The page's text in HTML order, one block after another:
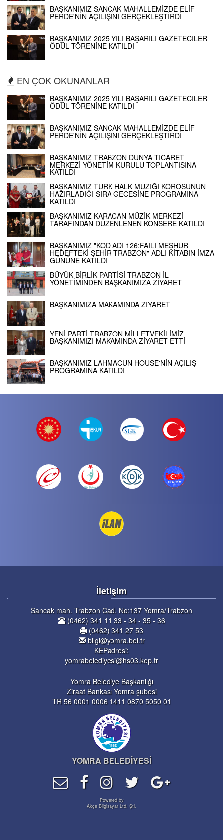
BAŞKANIMIZ SANCAK MAHALLEMİZDE ELİF
PERDE'NİN AÇILIŞINI GERÇEKLEŞTİRDİ
BAŞKANIMIZ 2025 YILI BAŞARILI GAZETECİLER
ÖDÜL TÖRENİNE KATILDI
EN ÇOK OKUNANLAR
BAŞKANIMIZ 2025 YILI BAŞARILI GAZETECİLER
ÖDÜL TÖRENİNE KATILDI
BAŞKANIMIZ SANCAK MAHALLEMİZDE ELİF
PERDE'NİN AÇILIŞINI GERÇEKLEŞTİRDİ
BAŞKANIMIZ TRABZON DÜNYA TİCARET
MERKEZİ YÖNETİM KURULU TOPLANTISINA
KATILDI
BAŞKANIMIZ TÜRK HALK MÜZİĞİ KOROSUNUN
HAZIRLADIĞI SIRA GECESİNE PROGRAMINA
KATILDI
BAŞKANIMIZ KARACAN MÜZİK MERKEZİ
TARAFINDAN DÜZENLENEN KONSERE KATILDI
BAŞKANIMIZ "KOD ADI 126:FAİLİ MEŞHUR
HEDEFTEKİ ŞEHİR TRABZON" ADLI KİTABIN İMZA
GÜNÜNE KATILDI
BÜYÜK BİRLİK PARTİSİ TRABZON İL
YÖNETİMİNDEN BAŞKANIMIZA ZİYARET
BAŞKANIMIZA MAKAMINDA ZİYARET
YENİ PARTİ TRABZON MİLLETVEKİLİMİZ
BAŞKANIMIZI MAKAMINDA ZİYARET ETTİ
BAŞKANIMIZ LAHMACUN HOUSE'NİN AÇILIŞ
PROGRAMINA KATILDI
İletişim
Sancak mah. Trabzon Cad. No:137 Yomra/Trabzon
(0462) 341 11 33 - 34 - 35 - 36
(0462) 341 27 53
bilgi@yomra.bel.tr
KEPadresi:
yomrabelediyesi@hs03.kep.tr
Yomra Belediye Başkanlığı
Ziraat Bankası Yomra şubesi
TR 56 0001 0006 1411 0870 5050 01
YOMRA BELEDİYESİ
Powered by
Akçe Bilgisayar Ltd. Şti.